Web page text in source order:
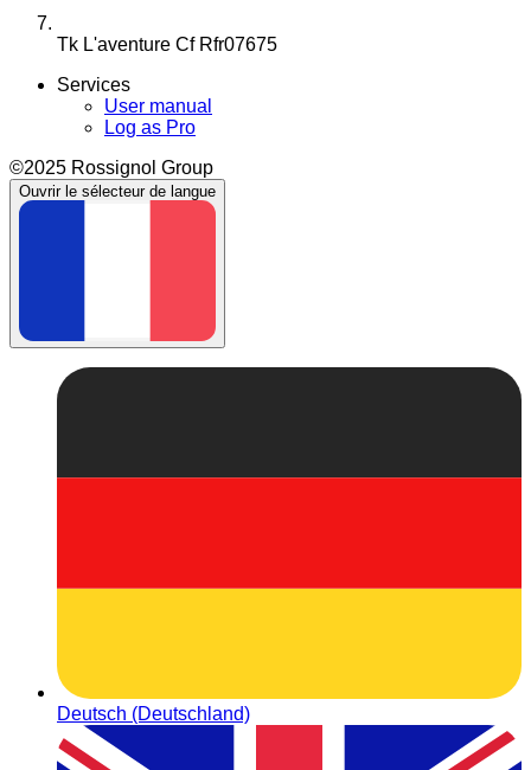
Tk L'aventure Cf Rfr07675
Services
User manual
Log as Pro
©2025 Rossignol Group
Ouvrir le sélecteur de langue
Deutsch (Deutschland)